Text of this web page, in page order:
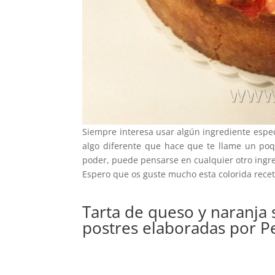
Siempre interesa usar algún ingrediente
algo diferente que hace que te llame un
poder, puede pensarse en cualquier otro
Espero que os guste mucho esta colorida
Tarta de queso y naranja
postres elaboradas por